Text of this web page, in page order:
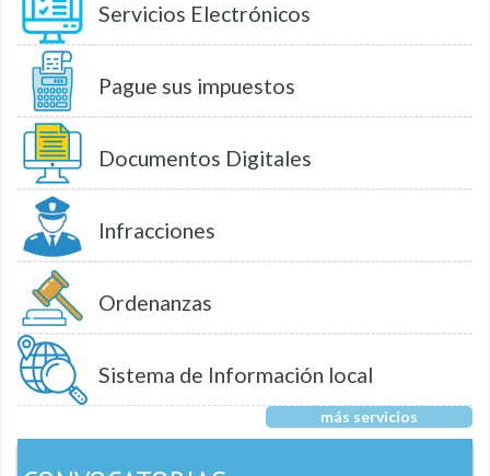
Servicios Electrónicos
Pague sus impuestos
Documentos Digitales
Infracciones
Ordenanzas
Sistema de Información local
más servicios